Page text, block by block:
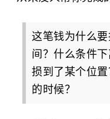
这笔钱为什么
间？什么条件
损到了某个位
的时候？